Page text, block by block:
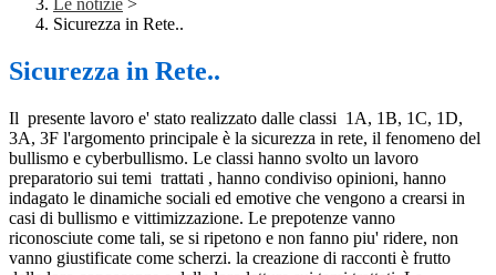
Le notizie >
Sicurezza in Rete..
Sicurezza in Rete..
Il presente lavoro e' stato realizzato dalle classi 1A, 1B, 1C, 1D,
3A, 3F l'argomento principale è la sicurezza in rete, il fenomeno del
bullismo e cyberbullismo. Le classi hanno svolto un lavoro
preparatorio sui temi trattati , hanno condiviso opinioni, hanno
indagato le dinamiche sociali ed emotive che vengono a crearsi in
casi di bullismo e vittimizzazione. Le prepotenze vanno
riconosciute come tali, se si ripetono e non fanno piu' ridere, non
vanno giustificate come scherzi. la creazione di racconti è frutto